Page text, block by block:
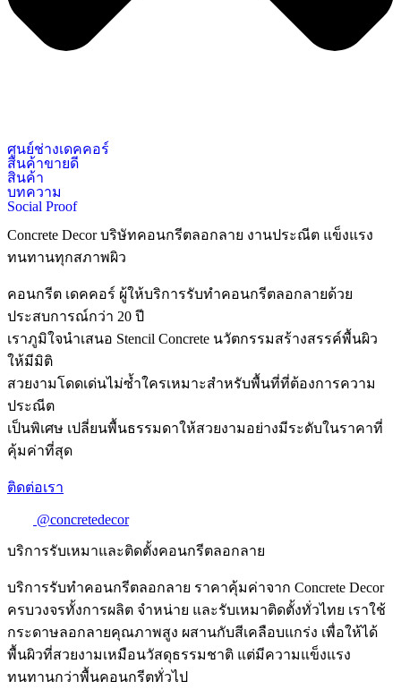
ศูนย์ช่างเดคคอร์
สินค้าขายดี
สินค้า
บทความ
Social Proof
Concrete Decor บริษัทคอนกรีตลอกลาย งานประณีต แข็งแรง
ทนทานทุกสภาพผิว
คอนกรีต เดคคอร์ ผู้ให้บริการรับทําคอนกรีตลอกลายด้วย
ประสบการณ์กว่า 20 ปี
เราภูมิใจนำเสนอ Stencil Concrete นวัตกรรมสร้างสรรค์พื้นผิว
ให้มีมิติ
สวยงามโดดเด่นไม่ซ้ำใครเหมาะสำหรับพื้นที่ที่ต้องการความ
ประณีต
เป็นพิเศษ เปลี่ยนพื้นธรรมดาให้สวยงามอย่างมีระดับในราคาที่
คุ้มค่าที่สุด
ติดต่อเรา
@concretedecor
บริการรับเหมาและติดตั้งคอนกรีตลอกลาย
บริการรับทําคอนกรีตลอกลาย ราคาคุ้มค่าจาก Concrete Decor
ครบวงจรทั้งการผลิต จำหน่าย และรับเหมาติดตั้งทั่วไทย เราใช้
กระดาษลอกลายคุณภาพสูง ผสานกับสีเคลือบแกร่ง เพื่อให้ได้
พื้นผิวที่สวยงามเหมือนวัสดุธรรมชาติ แต่มีความแข็งแรง
ทนทานกว่าพื้นคอนกรีตทั่วไป